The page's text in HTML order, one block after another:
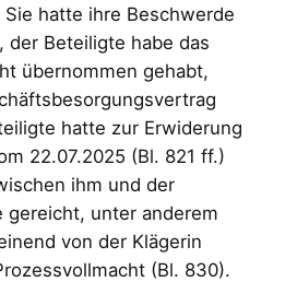
hatte ihre Beschwerde
der Beteiligte habe das
übernommen gehabt,
hatte zur Erwiderung
22.07.2025 (Bl. 821 ff.)
ihm und der
gereicht, unter anderem
von der Klägerin
(Bl. 830).